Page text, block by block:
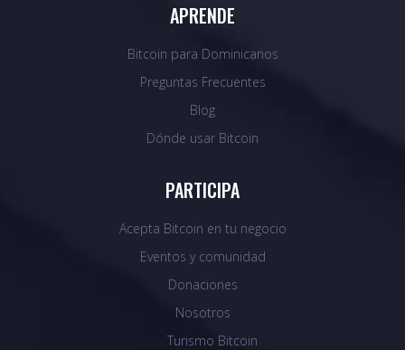
APRENDE
Bitcoin para Dominicanos
Preguntas Frecuentes
Blog
Dónde usar Bitcoin
PARTICIPA
Acepta Bitcoin en tu negocio
Eventos y comunidad
Donaciones
Nosotros
Turismo Bitcoin